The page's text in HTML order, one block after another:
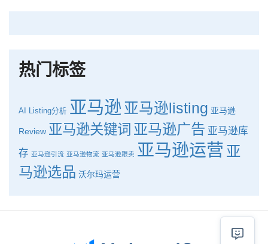
热门标签
AI Listing分析 亚马逊 亚马逊listing 亚马逊
Review 亚马逊关键词 亚马逊广告 亚马逊库
存 亚马逊引流 亚马逊物流 亚马逊跟卖 亚马逊运营 亚
马逊选品 沃尔玛运营